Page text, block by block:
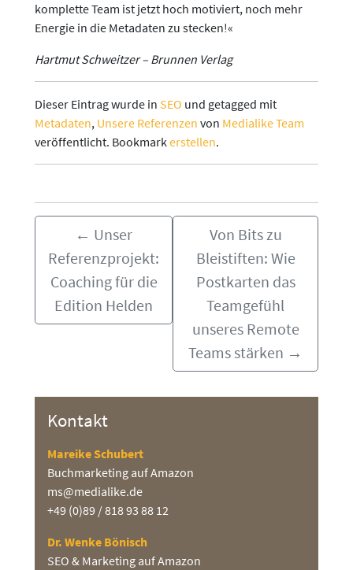
komplette Team ist jetzt hoch motiviert, noch mehr
Energie in die Metadaten zu stecken!«
Hartmut Schweitzer – Brunnen Verlag
Dieser Eintrag wurde in SEO und getagged mit
Metadaten, Unsere Referenzen von Medialike Team
veröffentlicht. Bookmarkerstellen.
← Unser
Referenzprojekt:
Coaching für die
Edition Helden
Von Bits zu
Bleistiften: Wie
Postkarten das
Teamgefühl
unseres Remote
Teams stärken →
Kontakt
Mareike Schubert
Buchmarketing auf Amazon
ms@medialike.de
+49 (0)89 / 818 93 88 12
Dr. Wenke Bönisch
SEO & Marketing auf Amazon